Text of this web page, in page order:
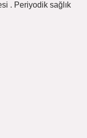
. Periyodik sağlık